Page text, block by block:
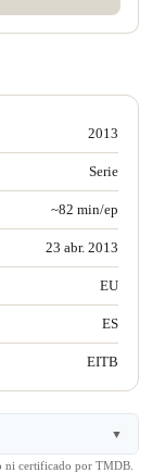
2013
Serie
~82 min/ep
23 abr. 2013
EU
ES
EITB
▼
ni certificado por TMDB.